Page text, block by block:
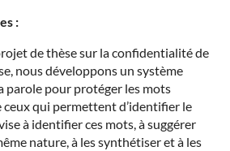
:
de thèse sur la confidentialité de
nous développons un système
parole pour protéger les mots
ceux qui permettent d’identifier le
à identifier ces mots, à suggérer
nature, à les synthétiser et à les